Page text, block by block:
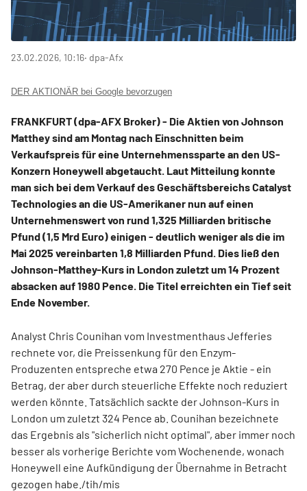
23.02.2026, 10:16‧ dpa-Afx
DER AKTIONÄR bei Google bevorzugen
FRANKFURT (dpa-AFX Broker) - Die Aktien von Johnson
Mattheysind am Montag nach Einschnitten beim
Verkaufspreis für eine Unternehmenssparte an den US-
Konzern Honeywell abgetaucht. Laut Mitteilung konnte
man sich bei dem Verkauf des Geschäftsbereichs Catalyst
Technologies an die US-Amerikaner nun auf einen
Unternehmenswert von rund 1,325 Milliarden britische
Pfund (1,5 Mrd Euro) einigen - deutlich weniger als die im
Mai 2025 vereinbarten 1,8 Milliarden Pfund. Dies ließ den
Johnson-Matthey-Kurs in London zuletzt um 14 Prozent
absacken auf 1980 Pence. Die Titel erreichten ein Tief seit
Ende November.
Analyst Chris Counihan vom Investmenthaus Jefferies
rechnete vor, die Preissenkung für den Enzym-
Produzenten entspreche etwa 270 Pence je Aktie - ein
Betrag, der aber durch steuerliche Effekte noch reduziert
werden könnte. Tatsächlich sackte der Johnson-Kurs in
London um zuletzt 324 Pence ab. Counihan bezeichnete
das Ergebnis als "sicherlich nicht optimal", aber immer noch
besser als vorherige Berichte vom Wochenende, wonach
Honeywell eine Aufkündigung der Übernahme in Betracht
gezogen habe./tih/mis